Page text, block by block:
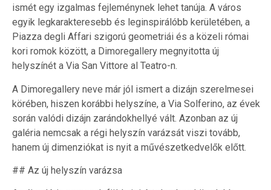
ismét egy izgalmas fejleménynek lehet tanúja. A város
egyik legkarakteresebb és leginspirálóbb kerületében, a
Piazza degli Affari szigorú geometriái és a közeli római
kori romok között, a Dimoregallery megnyitotta új
helyszínét a Via San Vittore al Teatro-n.
A Dimoregallery neve már jól ismert a dizájn szerelmesei
körében, hiszen korábbi helyszíne, a Via Solferino, az évek
során valódi dizájn zarándokhellyé vált. Azonban az új
galéria nemcsak a régi helyszín varázsát viszi tovább,
hanem új dimenziókat is nyit a művészetkedvelők előtt.
## Az új helyszín varázsa